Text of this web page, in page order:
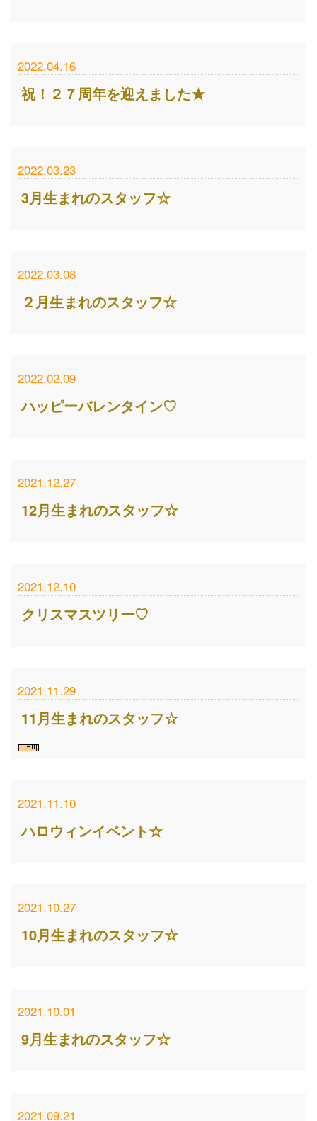
2022.04.16
祝！２７周年を迎えました★
2022.03.23
3月生まれのスタッフ☆
2022.03.08
２月生まれのスタッフ☆
2022.02.09
ハッピーバレンタイン♡
2021.12.27
12月生まれのスタッフ☆
2021.12.10
クリスマスツリー♡
2021.11.29
11月生まれのスタッフ☆
2021.11.10
ハロウィンイベント☆
2021.10.27
10月生まれのスタッフ☆
2021.10.01
9月生まれのスタッフ☆
2021.09.21